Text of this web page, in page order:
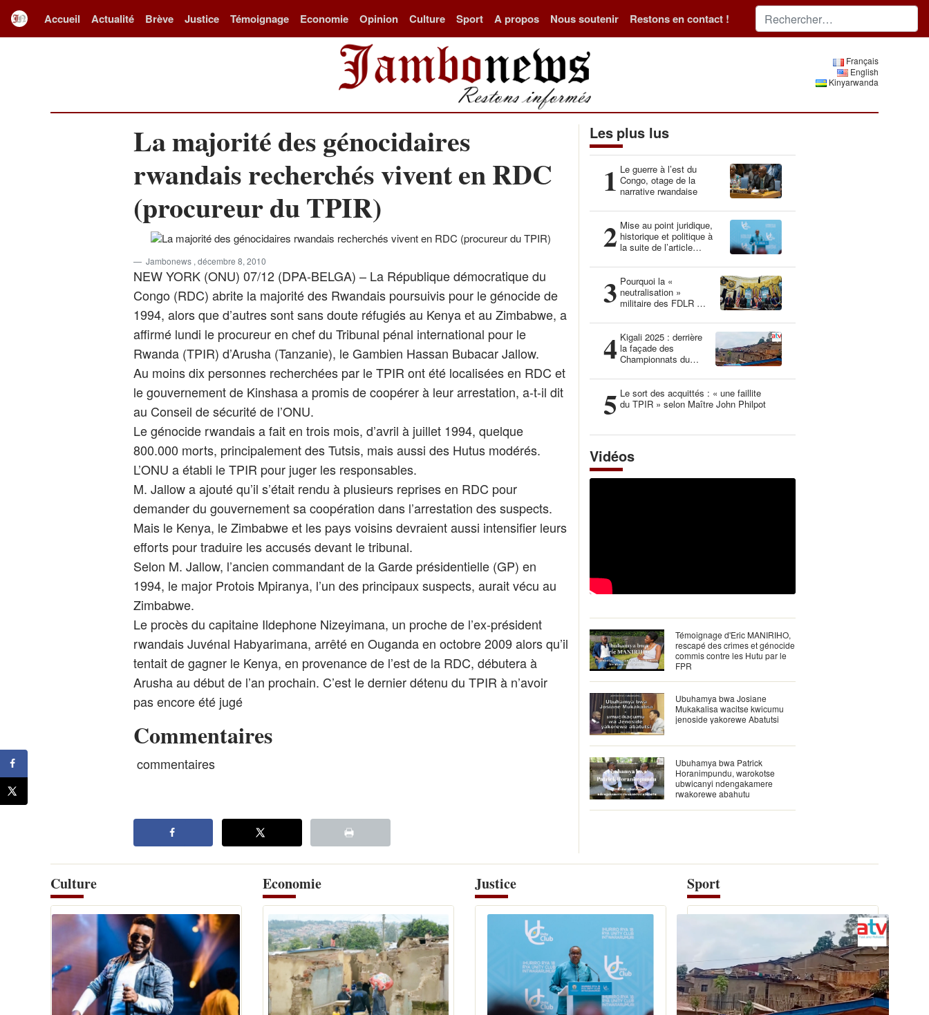
Accueil Actualité Brève Justice Témoignage Economie Opinion Culture Sport A propos Nous soutenir Restons en contact !
Français
English
Kinyarwanda
La majorité des génocidaires
rwandais recherchés vivent en RDC
(procureur du TPIR)
Jambonews , décembre 8, 2010
NEW YORK (ONU) 07/12 (DPA-BELGA) – La République démocratique du
Congo (RDC) abrite la majorité des Rwandais poursuivis pour le génocide de
1994, alors que d’autres sont sans doute réfugiés au Kenya et au Zimbabwe, a
affirmé lundi le procureur en chef du Tribunal pénal international pour le
Rwanda (TPIR) d’Arusha (Tanzanie), le Gambien Hassan Bubacar Jallow.
Au moins dix personnes recherchées par le TPIR ont été localisées en RDC et
le gouvernement de Kinshasa a promis de coopérer à leur arrestation, a-t-il dit
au Conseil de sécurité de l’ONU.
Le génocide rwandais a fait en trois mois, d’avril à juillet 1994, quelque
800.000 morts, principalement des Tutsis, mais aussi des Hutus modérés.
L’ONU a établi le TPIR pour juger les responsables.
M. Jallow a ajouté qu’il s’était rendu à plusieurs reprises en RDC pour
demander du gouvernement sa coopération dans l’arrestation des suspects.
Mais le Kenya, le Zimbabwe et les pays voisins devraient aussi intensifier leurs
efforts pour traduire les accusés devant le tribunal.
Selon M. Jallow, l’ancien commandant de la Garde présidentielle (GP) en
1994, le major Protois Mpiranya, l’un des principaux suspects, aurait vécu au
Zimbabwe.
Le procès du capitaine Ildephone Nizeyimana, un proche de l’ex-président
rwandais Juvénal Habyarimana, arrêté en Ouganda en octobre 2009 alors qu’il
tentait de gagner le Kenya, en provenance de l’est de la RDC, débutera à
Arusha au début de l’an prochain. C’est le dernier détenu du TPIR à n’avoir
pas encore été jugé
Commentaires
commentaires
Les plus lus
1 Le guerre à l’est du
Congo, otage de la
narrative rwandaise
2 Mise au point juridique,
historique et politique à
la suite de l’article
la Belgique, gardien du
patrimoine génétique”
3 Pourquoi la «
neutralisation »
militaire des FDLR est
illusion
4 Kigali 2025 : derrière
la façade des
Championnats du
propres de l’histoire
5 Le sort des acquittés : « une faillite
du TPIR » selon Maître John Philpot
Vidéos
Témoignage d'Eric MANIRIHO,
rescapé des crimes et génocide
commis contre les Hutu par le
FPR
Ubuhamya bwa Josiane
Mukakalisa wacitse kwicumu
jenoside yakorewe Abatutsi
Ubuhamya bwa Patrick
Horanimpundu, warokotse
ubwicanyi ndengakamere
rwakorewe abahutu
Culture Economie Justice Sport